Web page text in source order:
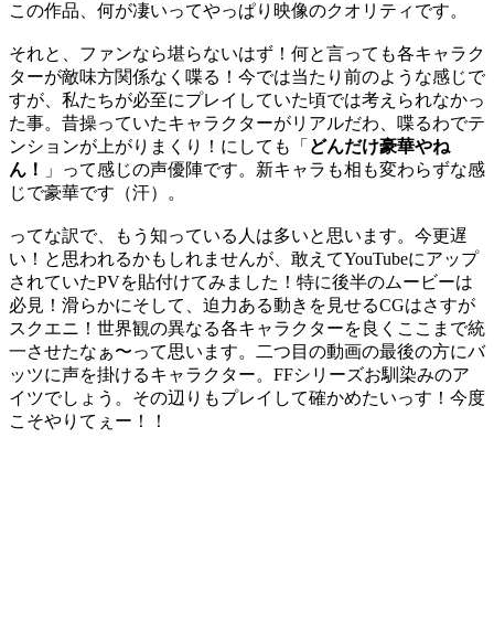
この作品、何が凄いってやっぱり映像のクオリティです。
それと、ファンなら堪らないはず！何と言っても各キャラク
ターが敵味方関係なく喋る！今では当たり前のような感じで
すが、私たちが必至にプレイしていた頃では考えられなかっ
た事。昔操っていたキャラクターがリアルだわ、喋るわでテ
ンションが上がりまくり！にしても「 どんだけ豪華やね
ん！
」って感じの声優陣です。新キャラも相も変わらずな感
じで豪華です（汗）。
ってな訳で、もう知っている人は多いと思います。今更遅
い！と思われるかもしれませんが、敢えてYouTubeにアップ
されていたPVを貼付けてみました！特に後半のムービーは
必見！滑らかにそして、迫力ある動きを見せるCGはさすが
スクエニ！世界観の異なる各キャラクターを良くここまで統
一させたなぁ〜って思います。二つ目の動画の最後の方にバ
ッツに声を掛けるキャラクター。FFシリーズお馴染みのア
イツでしょう。その辺りもプレイして確かめたいっす！今度
こそやりてぇー！！